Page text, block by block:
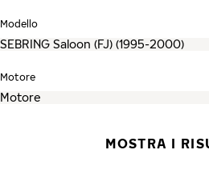
Modello
Motore
MOSTRA I